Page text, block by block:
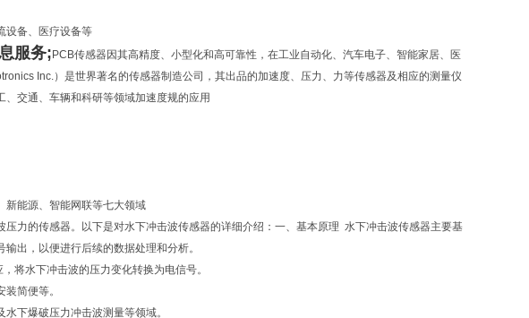
设备、医疗设备等
服务; PCB传感器因其高精度、小型化和高可靠性，在工业自动化、汽车电子、智能家居、医
Inc.）是世界著名的传感器制造公司，其出品的加速度、压力、力等传感器及相应的测量仪
交通、车辆和科研等领域加速度规的应用
新能源、智能网联等七大领域
力的传感器。以下是对水下冲击波传感器的详细介绍：一、基本原理 水下冲击波传感器主要基
出，以便进行后续的数据处理和分析。
将水下冲击波的压力变化转换为电信号。
简便等。
下爆破压力冲击波测量等领域。